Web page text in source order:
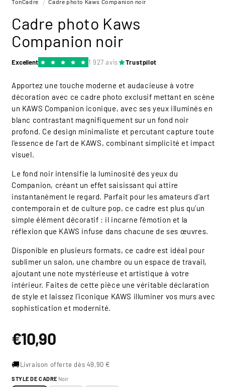
fenêtre
TonCadre Cadre photo Kaws Companion noir
Cadre photo Kaws
Companion noir
Excellent 1 927 avis Trustpilot
Apportez une touche moderne et audacieuse à votre
décoration avec ce cadre photo exclusif mettant en scène
un KAWS Companion iconique, avec ses yeux illuminés en
blanc contrastant magnifiquement sur un fond noir
profond. Ce design minimaliste et percutant capture toute
l’essence de l’art de KAWS, combinant simplicité et impact
visuel.
Le fond noir intensifie la luminosité des yeux du
Companion, créant un effet saisissant qui attire
instantanément le regard. Parfait pour les amateurs d’art
contemporain et de culture pop, ce cadre est plus qu’un
simple élément décoratif : il incarne l’émotion et la
réflexion que KAWS infuse dans chacune de ses œuvres.
Disponible en plusieurs formats, ce cadre est idéal pour
sublimer un salon, une chambre ou un espace de travail,
ajoutant une note mystérieuse et artistique à votre
intérieur. Faites de cette pièce une véritable déclaration
de style et laissez l'iconique KAWS illuminer vos murs avec
sophistication et modernité.
Prix
habituel
€10,90
🚚Livraison offerte dès 49,90 €
STYLE DE CADRE Noir